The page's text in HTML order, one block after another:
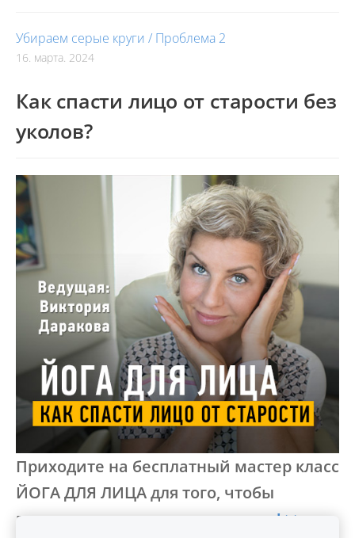
Убираем серые круги / Проблема 2
16. марта. 2024
Как спасти лицо от старости без
уколов?
Приходите на бесплатный мастер класс
ЙОГА ДЛЯ ЛИЦА для того, чтобы
выглядеть
значительно моложе! >>